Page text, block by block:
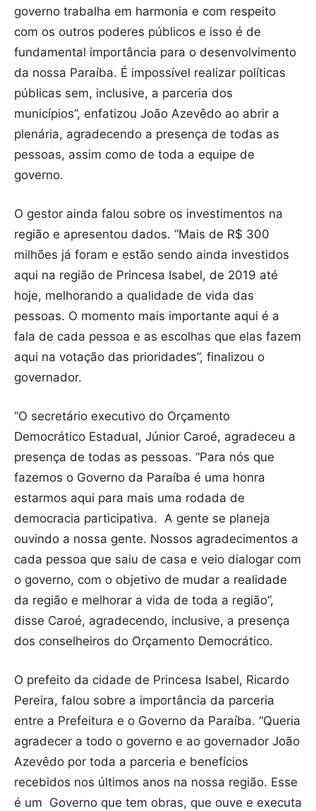
governo trabalha em harmonia e com respeito
com os outros poderes públicos e isso é de
fundamental importância para o desenvolvimento
da nossa Paraíba. É impossível realizar políticas
públicas sem, inclusive, a parceria dos
municípios”, enfatizou João Azevêdo ao abrir a
plenária, agradecendo a presença de todas as
pessoas, assim como de toda a equipe de
governo.
O gestor ainda falou sobre os investimentos na
região e apresentou dados. “Mais de R$ 300
milhões já foram e estão sendo ainda investidos
aqui na região de Princesa Isabel, de 2019 até
hoje, melhorando a qualidade de vida das
pessoas. O momento mais importante aqui é a
fala de cada pessoa e as escolhas que elas fazem
aqui na votação das prioridades”, finalizou o
governador.
“O secretário executivo do Orçamento
Democrático Estadual, Júnior Caroé, agradeceu a
presença de todas as pessoas. “Para nós que
fazemos o Governo da Paraíba é uma honra
estarmos aqui para mais uma rodada de
democracia participativa. A gente se planeja
ouvindo a nossa gente. Nossos agradecimentos a
cada pessoa que saiu de casa e veio dialogar com
o governo, com o objetivo de mudar a realidade
da região e melhorar a vida de toda a região”,
disse Caroé, agradecendo, inclusive, a presença
dos conselheiros do Orçamento Democrático.
O prefeito da cidade de Princesa Isabel, Ricardo
Pereira, falou sobre a importância da parceria
entre a Prefeitura e o Governo da Paraíba. “Queria
agradecer a todo o governo e ao governador João
Azevêdo por toda a parceria e benefícios
recebidos nos últimos anos na nossa região. Esse
é um Governo que tem obras, que ouve e executa